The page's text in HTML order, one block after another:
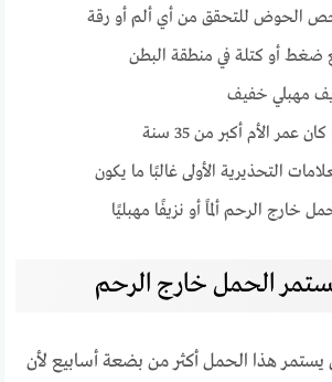
الحوض للتحقق من أي ألم أو رقة
ضغط أو كتلة في منطقة البطن
مهبلي خفيف
كان عمر الأم أكبر من 35 سنة
التحذيرية الأولى غالبًا ما يكون
خارج الرحم ألمًا أو نزيفًا مهبليًا
الحمل خارج الرحم
يستمر هذا الحمل أكثر من بضعة أسابيع لأن